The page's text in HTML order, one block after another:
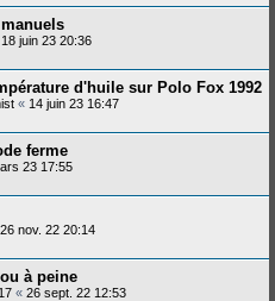
18 juin 23 20:36
d'huile sur Polo Fox 1992
« 14 juin 23 16:47
ferme
23 17:55
26 nov. 22 20:14
à peine
« 26 sept. 22 12:53